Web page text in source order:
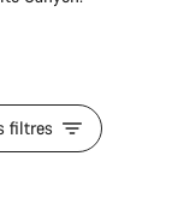
filtres